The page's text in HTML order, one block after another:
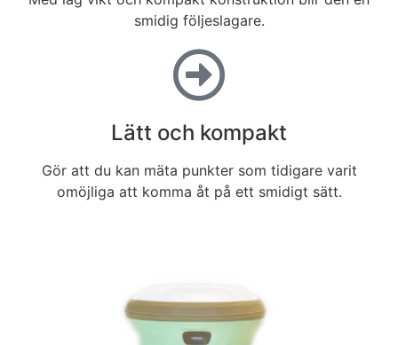
smidig följeslagare.
Lätt och kompakt
Gör att du kan mäta punkter som tidigare varit
omöjliga att komma åt på ett smidigt sätt.